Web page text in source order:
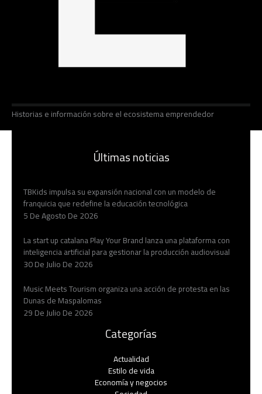
Historias e información sobre el ecosistema emprendedor
Últimas noticias
TBKids impulsa su expansión nacional con un modelo de
franquicia que redefine la educación tecnológica
5 De Agosto De 2026
La start up catalana Play Your Brand lanza una plataforma con
inteligencia artificial para gestionar la producción audiovisual
30 De Julio De 2026
Music Meets Tourism organiza una acción de protesta en las
Dunas de Maspalomas
29 De Julio De 2026
Categorías
Actualidad
Estilo de vida
Economía y negocios​